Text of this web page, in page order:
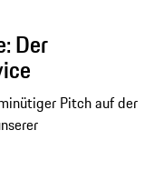
Der
Pitch auf der